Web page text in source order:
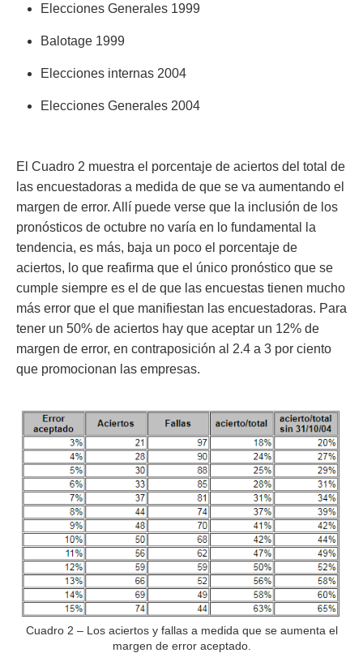
Elecciones Generales 1999
Balotage 1999
Elecciones internas 2004
Elecciones Generales 2004
El Cuadro 2 muestra el porcentaje de aciertos del total de
las encuestadoras a medida de que se va aumentando el
margen de error. Allí puede verse que la inclusión de los
pronósticos de octubre no varía en lo fundamental la
tendencia, es más, baja un poco el porcentaje de
aciertos, lo que reafirma que el único pronóstico que se
cumple siempre es el de que las encuestas tienen mucho
más error que el que manifiestan las encuestadoras. Para
tener un 50% de aciertos hay que aceptar un 12% de
margen de error, en contraposición al 2.4 a 3 por ciento
que promocionan las empresas.
Cuadro 2 – Los aciertos y fallas a medida que se aumenta el
margen de error aceptado.